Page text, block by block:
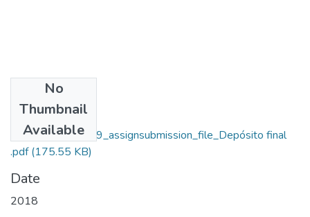
No
Thumbnail
Available
Wesley Borges
Magalhães_14919_assignsubmission_file_Depósito final
.pdf(175.55 KB)
Date
2018